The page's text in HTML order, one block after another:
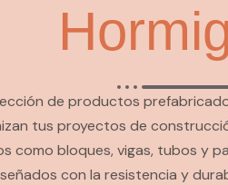
de productos
tus proyectos de
como bloques, vigas, tubos y
con la resistencia y